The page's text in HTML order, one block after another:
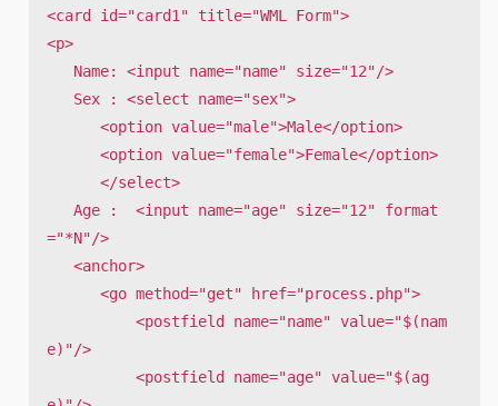
<card id="card1" title="WML Form">
<p>
="*N"/>
e)"/>